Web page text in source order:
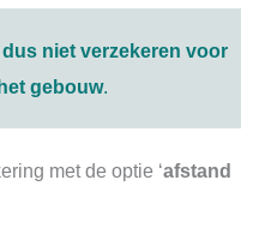
niet verzekeren voor
gebouw.
met de optie ‘afstand